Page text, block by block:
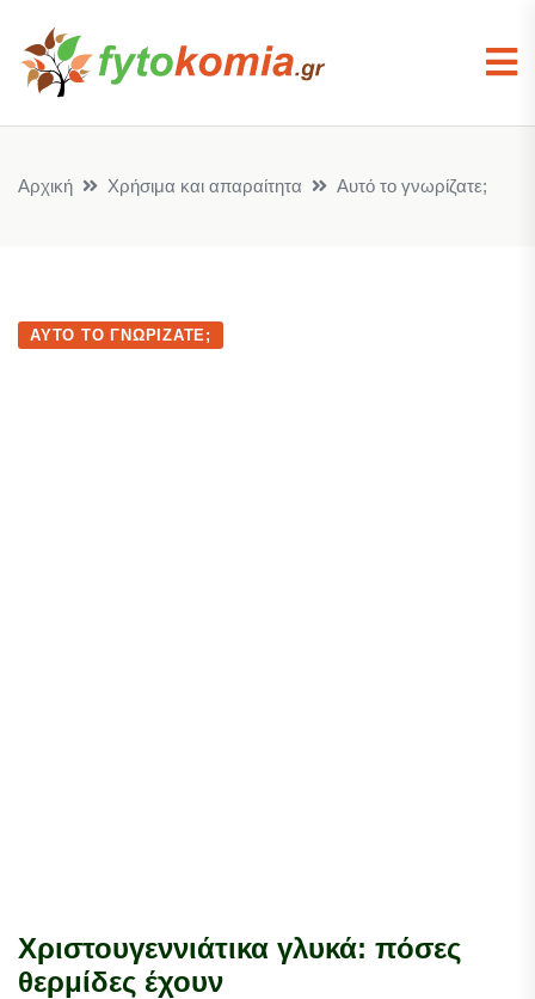
Αρχική Χρήσιμα και απαραίτητα Αυτό το γνωρίζατε;
ΑΥΤΌ ΤΟ ΓΝΩΡΊΖΑΤΕ;
Χριστουγεννιάτικα γλυκά: πόσες
θερμίδες έχουν